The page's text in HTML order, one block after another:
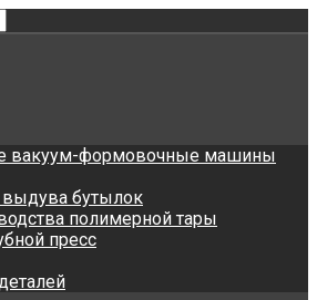
вакуум-формовочные машины
бутылок
полимерной тары
пресс